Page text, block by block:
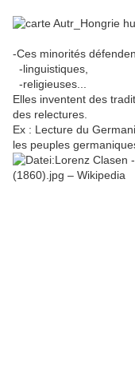
-Ces minorités
-linguistiques,
-religieuses...
Elles inventent des
des relectures.
Ex : Lecture du
les peuples